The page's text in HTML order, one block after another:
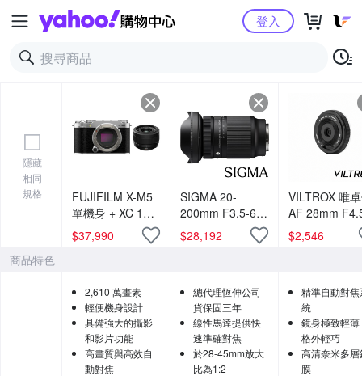
Yahoo購物中心登入
隱藏
相同
規格
FUJIFILM X-M5
單機身 + XC 13-
33mm 鏡頭 公司
貨
$37,990
SIGMA 20-
200mm F3.5-6.3
DG
Contemporary
全片幅無反微單
眼鏡頭
$28,192
VILTROX 唯
AF 28mm
XF 自動對焦
鏡頭 公司貨
$2,546
商品特色
2,610 萬畫素
輕便機身設計
具備強大的攝影
和影片功能
高畫質與高效自
動對焦
總代理恆伸公司
貨保固三年
線性馬達提供快
速準確對焦
於28-45mm放大
比為1:2
精準自動對焦
統
鏡身極致輕薄
格外輕巧
高清奈米多層
膜